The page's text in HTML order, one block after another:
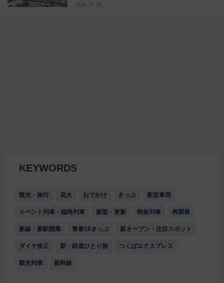
2026.06.28
KEYWORDS
観光・旅行 花火 おでかけ きっぷ 新型車両
イベント列車・臨時列車 新型・更新 特急列車 再開発
新線・新駅開業 青春18きっぷ 新オープン・注目スポット
ダイヤ改正 新・鉄道ひとり旅 つくばエクスプレス
観光列車 新幹線